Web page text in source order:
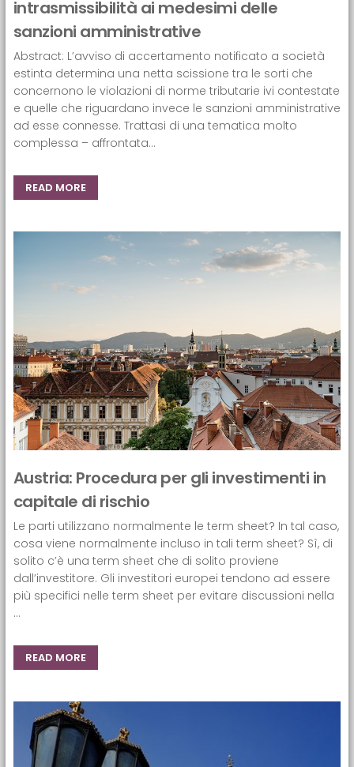
intrasmissibilità ai medesimi delle
sanzioni amministrative
Abstract: L’avviso di accertamento notificato a società
estinta determina una netta scissione tra le sorti che
concernono le violazioni di norme tributarie ivi contestate
e quelle che riguardano invece le sanzioni amministrative
ad esse connesse. Trattasi di una tematica molto
complessa – affrontata...
READ MORE
Austria: Procedura per gli investimenti in
capitale di rischio
Le parti utilizzano normalmente le term sheet? In tal caso,
cosa viene normalmente incluso in tali term sheet? Sì, di
solito c’è una term sheet che di solito proviene
dall’investitore. Gli investitori europei tendono ad essere
più specifici nelle term sheet per evitare discussioni nella
...
READ MORE